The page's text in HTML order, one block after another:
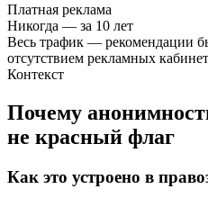
Платная реклама
Никогда — за 10 лет
Весь трафик — рекомендации
отсутствием рекламных
Контекст
Почему
не красный флаг
Как это устроено в